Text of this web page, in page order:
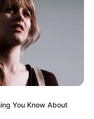
You Know About